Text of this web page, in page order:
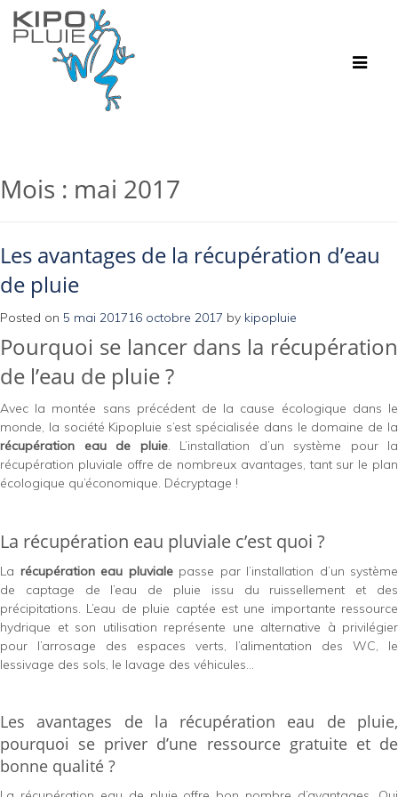
Toggle
Mois : mai 2017
Les avantages de la récupération d’eau
de pluie
Posted on 5 mai 201716 octobre 2017 by kipopluie
Pourquoi se lancer dans la récupération
de l’eau de pluie ?
Avec la montée sans précédent de la cause écologique dans le
monde, la société Kipopluie s’est spécialisée dans le domaine de la
récupération eau de pluie. L’installation d’un système pour la
récupération pluviale offre de nombreux avantages, tant sur le plan
écologique qu’économique. Décryptage !
La récupération eau pluviale c’est quoi ?
La récupération eau pluvialepasse par l’installation d’un système
de captage de l’eau de pluie issu du ruissellement et des
précipitations. L’eau de pluie captée est une importante ressource
hydrique et son utilisation représente une alternative à privilégier
pour l’arrosage des espaces verts, l’alimentation des WC, le
lessivage des sols, le lavage des véhicules…
Les avantages de la récupération eau de pluie,
pourquoi se priver d’une ressource gratuite et de
bonne qualité ?